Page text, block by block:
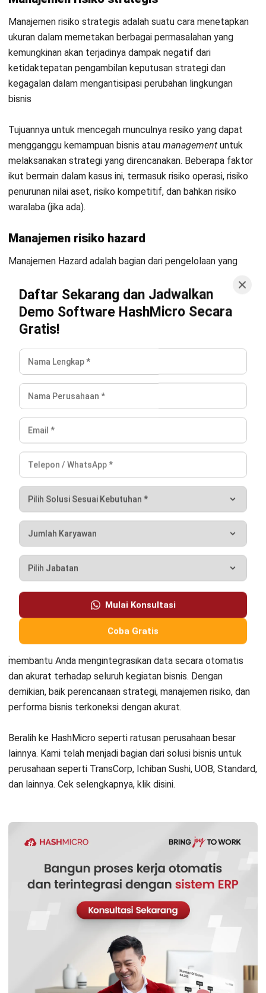
Mulai Konsultasi
Coba Gratis
pada bisnis dapat memberikan beberapa manfaat lainnya
seperti meningkatkan produktivitas yang sekaligus
mendorong kinerja bisnis.Perusahaan biasanya melakukan
kesalahan dalam menerapkan kegiatan pengelolaannya.
Kesalahan umum yang banyak perusahaan lakukan antara
lain seperti memiliki pemimpin yang kurang handal, hanya
seperti tidak mampu mengintegrasikan manajemen risiko
dengan data secarareal-time.
MenggunakanSoftware ERP dari HashMicro dapat
membantu Anda mengintegrasikan data secara otomatis
dan akurat terhadap seluruh kegiatan bisnis. Dengan
performa bisnis terkoneksi dengan akurat.
lainnya. Kami telah menjadi bagian dari solusi bisnis untuk
perusahaan seperti TransCorp, Ichiban Sushi, UOB, Standard,
dan lainnya. Cek selengkapnya,
Novi Herawati
Business & Industry Insights
Novi Herawati merupakan penulis konten dengan
pengalaman lebih dari 6 tahun di bidang komunikasi dan
penulisan, Novi terbiasa menyajikan informasi yang
kompleks menjadi narasi yang ringkas, relevan, dan
HashMicro, Novi berfokus menghadirkan insight seputar
memastikan setiap publikasi dapat mendukung pelaku
langkah strategis yang tepat.
William, B.Sc.
Senior Technical Lead
Expert Reviewer
in
William adalah seorang praktisi dengan gelar Bachelor of
Computer Science dari Nanyang Technological University
Singapore, dengan keahlian mendalam terkait teknologi
informasi dan pengembangan sistem. Pengalaman awal
dalam bidang teknologi menumbuhkan ketertarikannya